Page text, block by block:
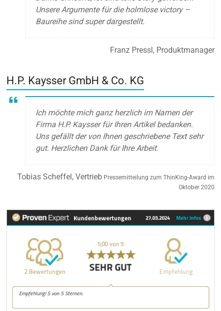
Unsere Argumente für die holmlose victory –
Baureihe sind super dargestellt.
Franz Pressl, Produktmanager
H.P. Kaysser GmbH & Co. KG
Ich möchte mich ganz herzlich im Namen der
Firma H.P. Kaysser für Ihren Artikel bedanken.
Uns gefällt der von Ihnen geschriebene Text sehr
gut. Herzlichen Dank für Ihre Arbeit.
Tobias Scheffel, VertriebPressemitteilung zum ThinKing-Award im
Oktober 2020